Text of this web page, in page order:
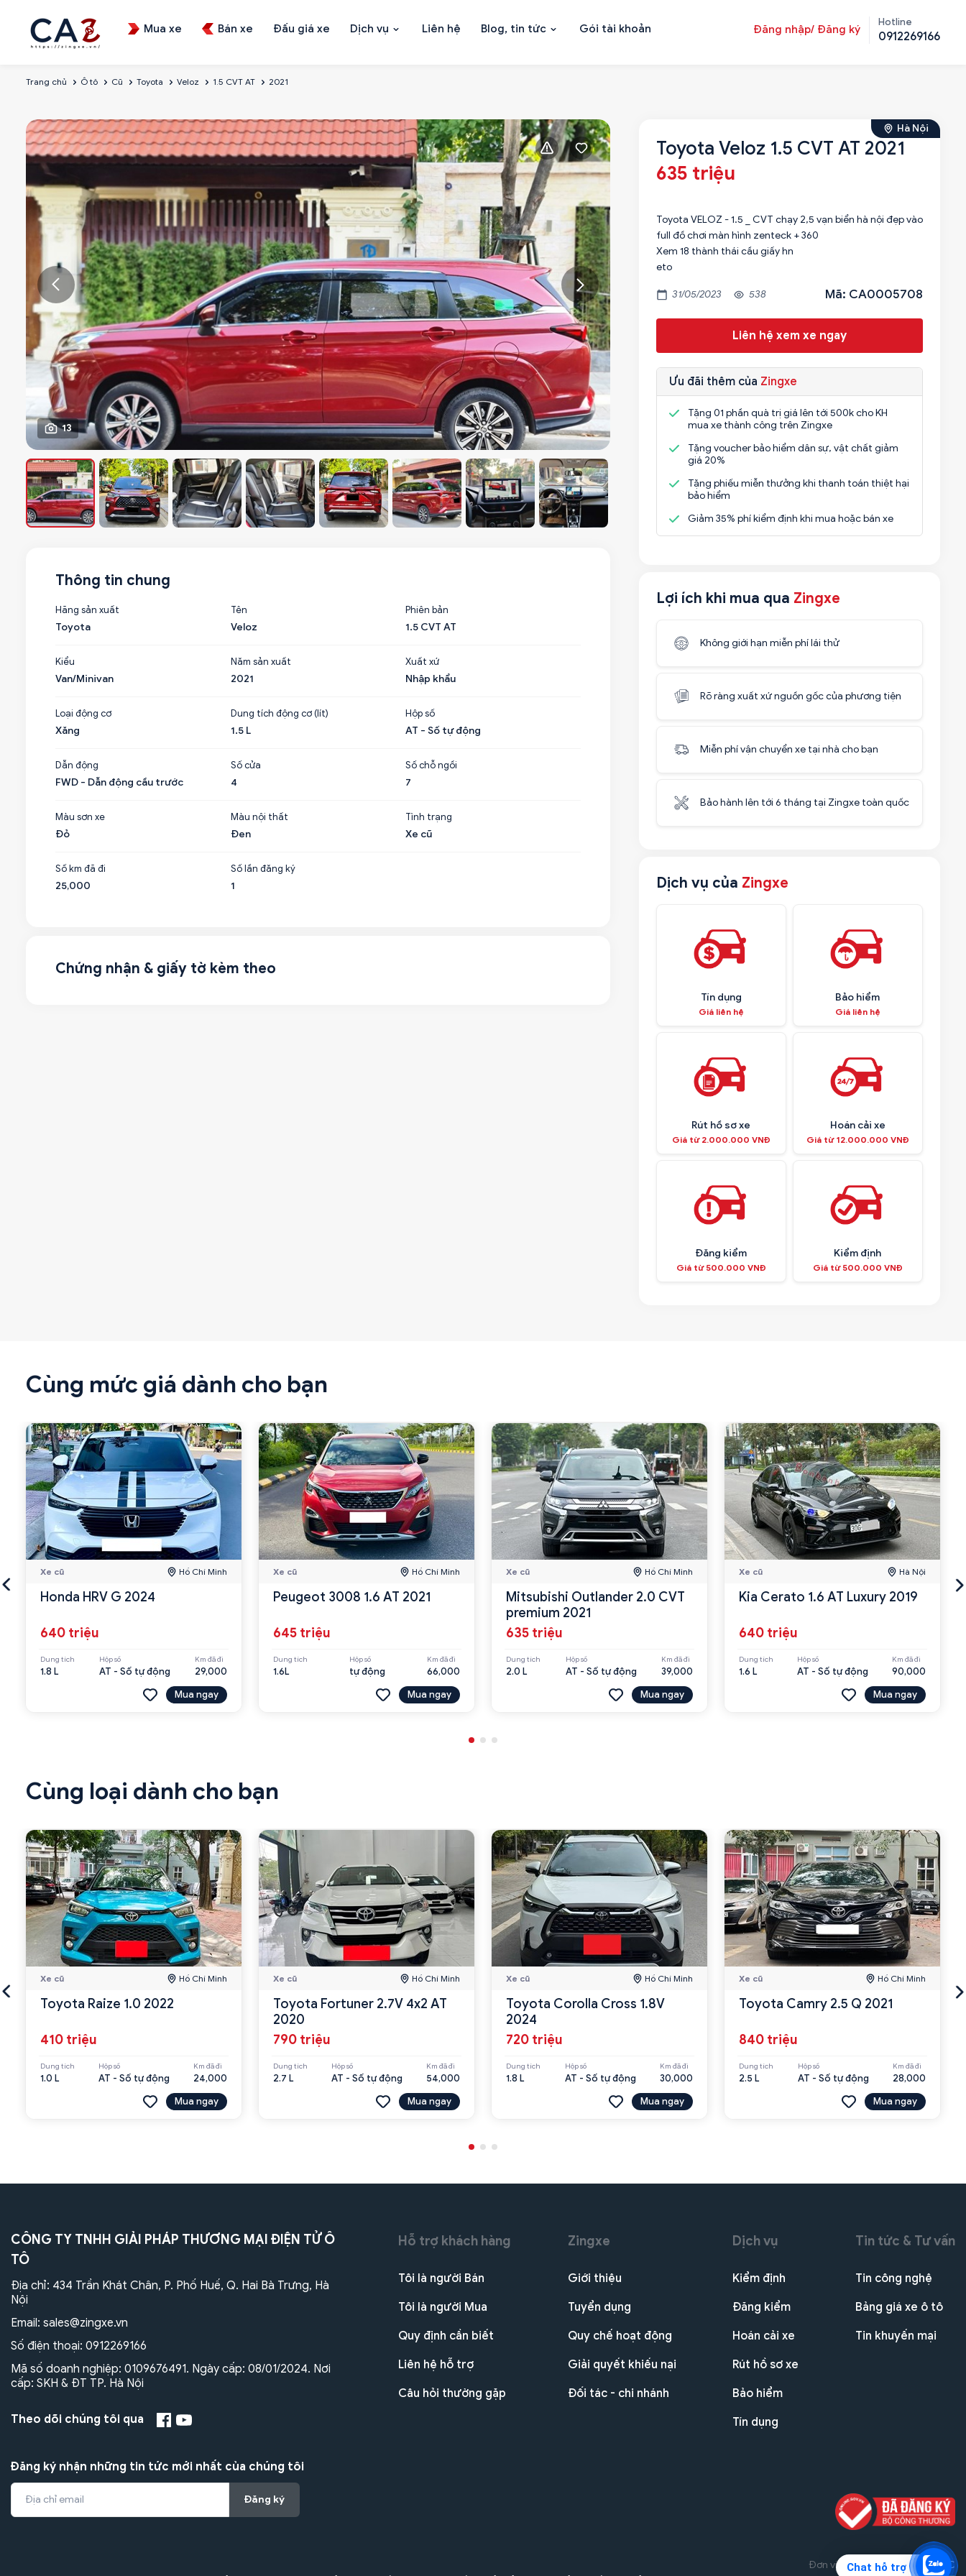
Chat hỗ trợ
Mua xe Bán xe Đấu giá xe Dịch vụ Liên hệ Blog, tin tức Gói tài khoản Đăng nhập/ Đăng ký
Hotline
0912269166
Trang chủ Ô tô Cũ Toyota Veloz 1.5 CVT AT 2021
13
Hà Nội
Toyota Veloz 1.5 CVT AT 2021
635 triệu
Toyota VELOZ - 1.5 _ CVT chạy 2,5 vạn biển hà nội đẹp vào
full đồ chơi màn hình zenteck + 360
Xem 18 thành thái cầu giấy hn
eto
31/05/2023 538 Mã: CA0005708
Liên hệ xem xe ngay
Ưu đãi thêm của Zingxe
Tặng 01 phần quà trị giá lên tới 500k cho KH
mua xe thành công trên Zingxe
Tặng voucher bảo hiểm dân sự, vật chất giảm
giá 20%
Tặng phiếu miễn thưởng khi thanh toán thiệt hại
bảo hiểm
Giảm 35% phí kiểm định khi mua hoặc bán xe
Lợi ích khi mua qua Zingxe
Không giới hạn miễn phí lái thử
Rõ ràng xuất xứ nguồn gốc của phương tiện
Miễn phí vận chuyển xe tại nhà cho bạn
Bảo hành lên tới 6 tháng tại Zingxe toàn quốc
Dịch vụ của Zingxe
Tín dụng
Giá liên hệ
Bảo hiểm
Giá liên hệ
Rút hồ sơ xe
Giá từ 2.000.000 VNĐ
Hoán cải xe
Giá từ 12.000.000 VNĐ
Đăng kiểm
Giá từ 500.000 VNĐ
Kiểm định
Giá từ 500.000 VNĐ
Thông tin chung
Hãng sản xuất
Toyota
Tên
Veloz
Phiên bản
1.5 CVT AT
Kiểu
Van/Minivan
Năm sản xuất
2021
Xuất xứ
Nhập khẩu
Loại động cơ
Xăng
Dung tích động cơ (lít)
1.5 L
Hộp số
AT - Số tự động
Dẫn động
FWD - Dẫn động cầu trước
Số cửa
4
Số chỗ ngồi
7
Màu sơn xe
Đỏ
Màu nội thất
Đen
Tình trạng
Xe cũ
Số km đã đi
25,000
Số lần đăng ký
1
Chứng nhận & giấy tờ kèm theo
Cùng mức giá dành cho bạn
Xe cũ Hồ Chí Minh
Honda HRV G 2024
640 triệu
Dung tích
1.8 L
Hộp số
AT - Số tự động
Km đã đi
29,000
Mua ngay
Xe cũ Hồ Chí Minh
Peugeot 3008 1.6 AT 2021
645 triệu
Dung tích
1.6L
Hộp số
tự động
Km đã đi
66,000
Mua ngay
Xe cũ Hồ Chí Minh
Mitsubishi Outlander 2.0 CVT
premium 2021
635 triệu
Dung tích
2.0 L
Hộp số
AT - Số tự động
Km đã đi
39,000
Mua ngay
Xe cũ Hà Nội
Kia Cerato 1.6 AT Luxury 2019
640 triệu
Dung tích
1.6 L
Hộp số
AT - Số tự động
Km đã đi
90,000
Mua ngay
Cùng loại dành cho bạn
Xe cũ Hồ Chí Minh
Toyota Raize 1.0 2022
410 triệu
Dung tích
1.0 L
Hộp số
AT - Số tự động
Km đã đi
24,000
Mua ngay
Xe cũ Hồ Chí Minh
Toyota Fortuner 2.7V 4x2 AT
2020
790 triệu
Dung tích
2.7 L
Hộp số
AT - Số tự động
Km đã đi
54,000
Mua ngay
Xe cũ Hồ Chí Minh
Toyota Corolla Cross 1.8V
2024
720 triệu
Dung tích
1.8 L
Hộp số
AT - Số tự động
Km đã đi
30,000
Mua ngay
Xe cũ Hồ Chí Minh
Toyota Camry 2.5 Q 2021
840 triệu
Dung tích
2.5 L
Hộp số
AT - Số tự động
Km đã đi
28,000
Mua ngay
CÔNG TY TNHH GIẢI PHÁP THƯƠNG MẠI ĐIỆN TỬ Ô
TÔ
Địa chỉ: 434 Trần Khát Chân, P. Phố Huế, Q. Hai Bà Trưng, Hà
Nội
Email: sales@zingxe.vn
Số điện thoại: 0912269166
Mã số doanh nghiệp: 0109676491. Ngày cấp: 08/01/2024. Nơi
cấp: SKH & ĐT TP. Hà Nội
Theo dõi chúng tôi qua
Đăng ký nhận những tin tức mới nhất của chúng tôi
Đăng ký
Hỗ trợ khách hàng
Tôi là người Bán
Tôi là người Mua
Quy định cần biết
Liên hệ hỗ trợ
Câu hỏi thường gặp
Zingxe
Giới thiệu
Tuyển dụng
Quy chế hoạt động
Giải quyết khiếu nại
Đối tác - chi nhánh
Dịch vụ
Kiểm định
Đăng kiểm
Hoán cải xe
Rút hồ sơ xe
Bảo hiểm
Tín dụng
Tin tức & Tư vấn
Tin công nghệ
Bảng giá xe ô tô
Tin khuyến mại
Đơn vị triển khai dự ánTHG JSC